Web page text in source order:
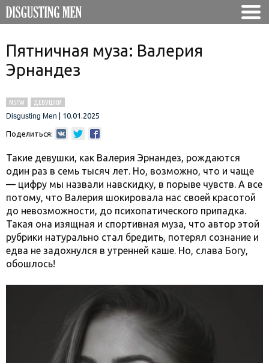
Пятничная муза: Валерия
Эрнандез
NSFW
ДЕВУШКИ
Disgusting Men
10.01.2025
Поделиться:
Такие девушки, как Валерия Эрнандез, рождаются
один раз в семь тысяч лет. Но, возможно, что и чаще
— цифру мы назвали навскидку, в порыве чувств. А все
потому, что Валерия шокировала нас своей красотой
до невозможности, до психопатического припадка.
Такая она изящная и спортивная муза, что автор этой
рубрики натурально стал бредить, потерял сознание и
едва не задохнулся в утренней каше. Но, слава Богу,
обошлось!